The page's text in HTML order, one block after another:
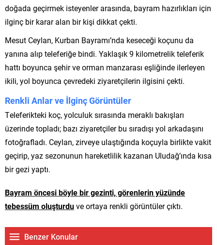
doğada geçirmek isteyenler arasında, bayram hazırlıkları için
ilginç bir karar alan bir kişi dikkat çekti.
Mesut Ceylan, Kurban Bayramı’nda keseceği koçunu da
yanına alıp teleferiğe bindi. Yaklaşık 9 kilometrelik teleferik
hattı boyunca şehir ve orman manzarası eşliğinde ilerleyen
ikili, yol boyunca çevredeki ziyaretçilerin ilgisini çekti.
Renkli Anlar ve İlginç Görüntüler
Teleferikteki koç, yolculuk sırasında meraklı bakışları
üzerinde topladı; bazı ziyaretçiler bu sıradışı yol arkadaşını
fotoğrafladı. Ceylan, zirveye ulaştığında koçuyla birlikte vakit
geçirip, yaz sezonunun hareketlilik kazanan Uludağ’ında kısa
bir gezi yaptı.
Bayram öncesi böyle bir gezinti, görenlerin yüzünde
tebessüm oluşturduve ortaya renkli görüntüler çıktı.
Benzer Konular